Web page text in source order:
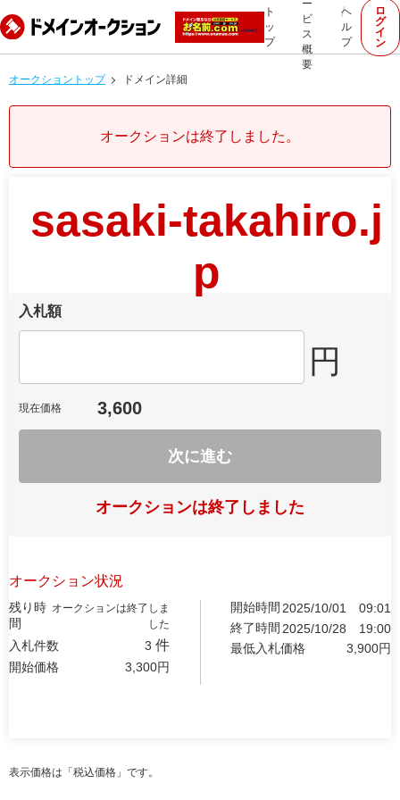
ト
ッ
プ
ー
ビ
ス
概
要
ヘ
ル
プ
ロ
グ
イ
ン
オークショントップ ドメイン詳細
オークションは終了しました。
sasaki-takahiro.j
p
入札額
円
現在価格 3,600
次に進む
オークションは終了しました
オークション状況
残り時
間
オークションは終了しま
した
入札件数 3 件
開始価格 3,300円
開始時間 2025/10/01
09:01
終了時間 2025/10/28
19:00
最低入札価格
3,900円
表示価格は「税込価格」です。